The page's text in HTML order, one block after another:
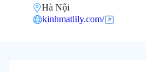
Hà Nội
kinhmatlily.com/